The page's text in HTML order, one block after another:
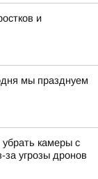
и
мы празднуем
камеры с
за угрозы дронов